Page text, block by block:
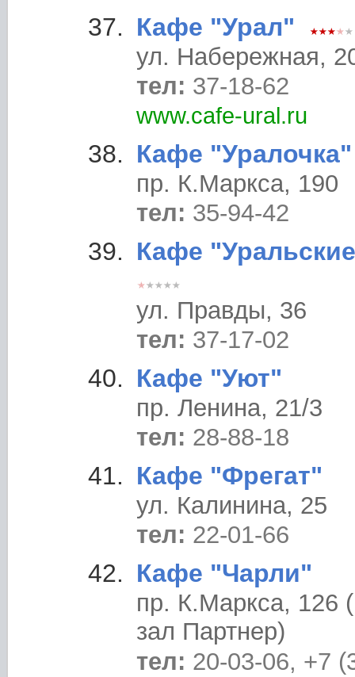
Кафе "Урал"
ул. Набережная,
тел: 37-18-62
www.cafe-ural.ru
Кафе "Уралочка"
пр. К.Маркса, 190
тел: 35-94-42
Кафе
ул. Правды, 36
тел: 37-17-02
Кафе "Уют"
пр. Ленина, 21/3
тел: 28-88-18
Кафе "Фрегат"
ул. Калинина, 25
тел: 22-01-66
Кафе "Чарли"
пр. К.Маркса, 126
зал Партнер)
тел: 20-03-06, +7